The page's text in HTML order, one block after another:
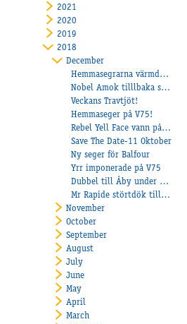
2021
2020
2019
2018
December
Hemmasegrarna värmde i höstmörkret!
Nobel Amok tilllbaka som vinnare!
Veckans Travtjöt!
Hemmaseger på V75!
Rebel Yell Face vann på Axevalla!
Save The Date-11 Oktober
Ny seger för Balfour
Yrr imponerade på V75
Dubbel till Åby under onsdagen!
Mr Rapide störtdök till segern!
November
October
September
August
July
June
May
April
March